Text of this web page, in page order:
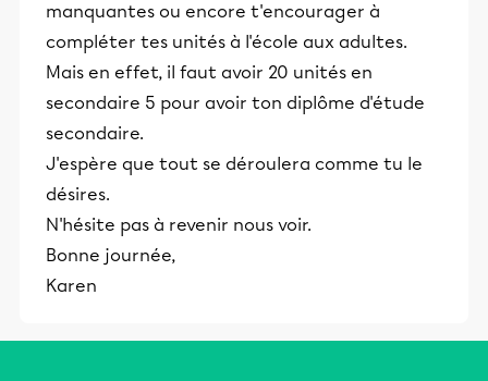
manquantes ou encore t'encourager à
compléter tes unités à l'école aux adultes.
Mais en effet, il faut avoir 20 unités en
secondaire 5 pour avoir ton diplôme d'étude
secondaire.
J'espère que tout se déroulera comme tu le
désires.
N'hésite pas à revenir nous voir.
Bonne journée,
Karen